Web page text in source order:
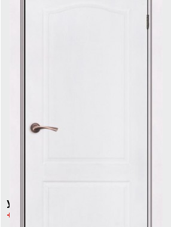
ул. Российская, 488:
+7 (961) 850-80-30